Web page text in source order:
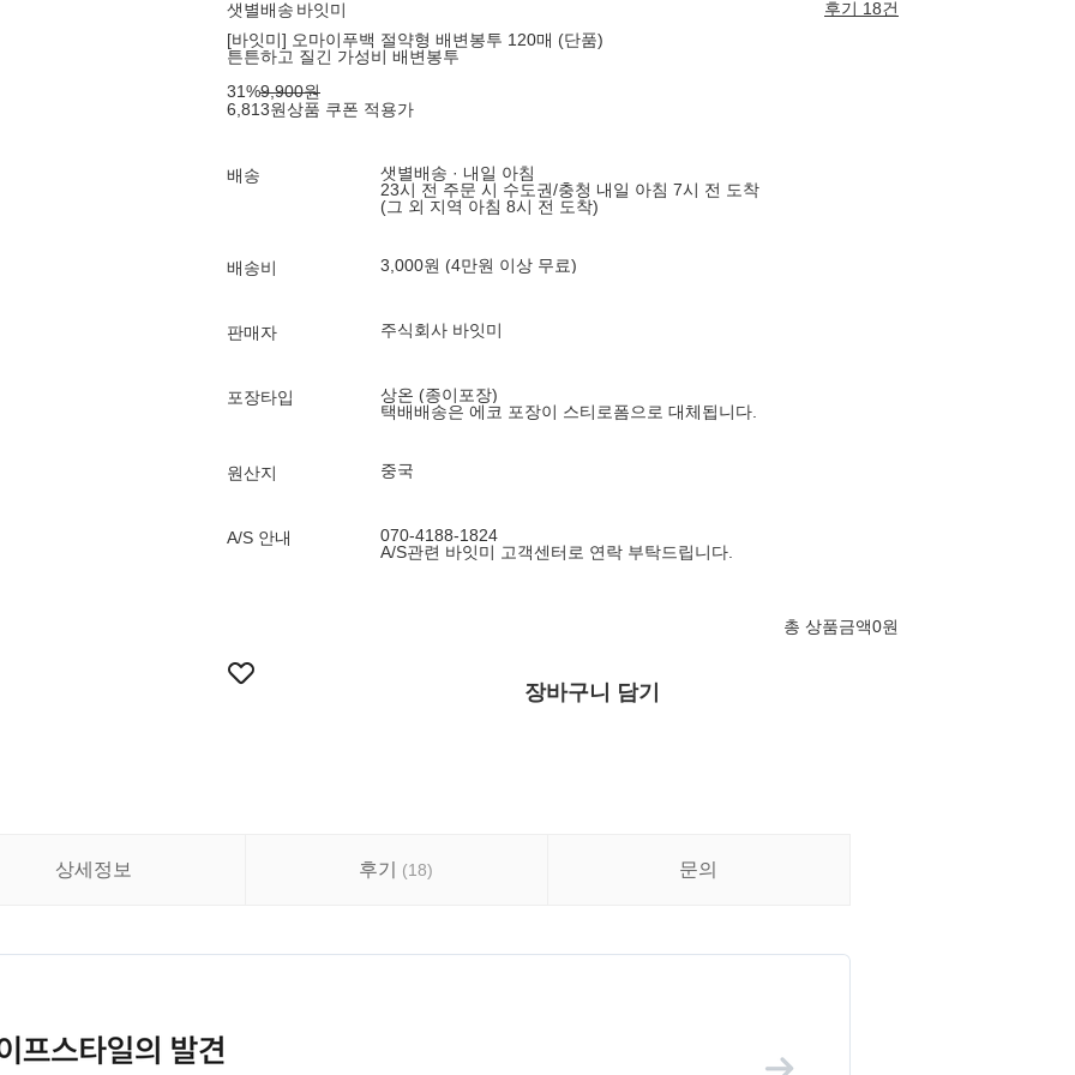
샛별배송 바잇미
후기 18건
[바잇미] 오마이푸백 절약형 배변봉투 120매 (단품)
튼튼하고 질긴 가성비 배변봉투
31%9,900원
6,813원상품 쿠폰 적용가
배송
샛별배송 · 내일 아침
23시 전 주문 시 수도권/충청 내일 아침 7시 전 도착
(그 외 지역 아침 8시 전 도착)
배송비 3,000원 (4만원 이상 무료)
판매자 주식회사 바잇미
포장타입
상온 (종이포장)
택배배송은 에코 포장이 스티로폼으로 대체됩니다.
원산지 중국
A/S 안내
070-4188-1824
A/S관련 바잇미 고객센터로 연락 부탁드립니다.
총 상품금액0원
장바구니 담기
상세정보 후기 (18) 문의